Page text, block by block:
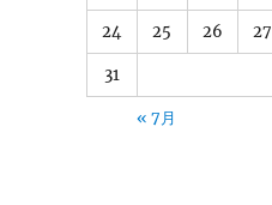
24 25 26 27
31
« 7月